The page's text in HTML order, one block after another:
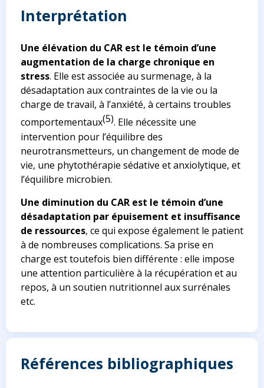
Interprétation
Une élévation du CAR est le témoin d’une
augmentation de la charge chronique en
stress. Elle est associée au surmenage, à la
désadaptation aux contraintes de la vie ou la
charge de travail, à l’anxiété, à certains troubles
comportementaux(5). Elle nécessite une
intervention pour l’équilibre des
neurotransmetteurs, un changement de mode de
vie, une phytothérapie sédative et anxiolytique, et
l’équilibre microbien.
Une diminution du CAR est le témoin d’une
désadaptation par épuisement et insuffisance
de ressources, ce qui expose également le patient
à de nombreuses complications. Sa prise en
charge est toutefois bien différente : elle impose
une attention particulière à la récupération et au
repos, à un soutien nutritionnel aux surrénales
etc.
Références bibliographiques